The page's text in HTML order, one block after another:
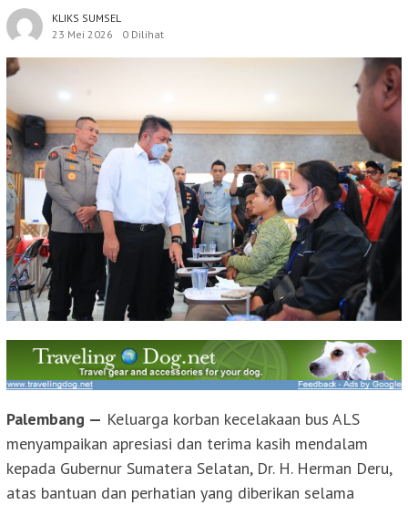
KLIKS SUMSEL
23 Mei 2026
0 Dilihat
Palembang — Keluarga korban kecelakaan bus ALS
menyampaikan apresiasi dan terima kasih mendalam
kepada Gubernur Sumatera Selatan, Dr. H. Herman Deru,
atas bantuan dan perhatian yang diberikan selama